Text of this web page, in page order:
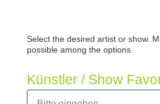
Select the desired artist or show.
possible among the options.
Künstler / Show